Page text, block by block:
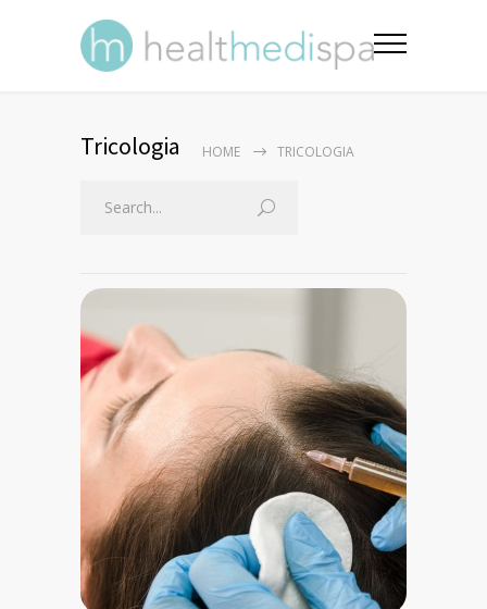
Tricologia HOME TRICOLOGIA